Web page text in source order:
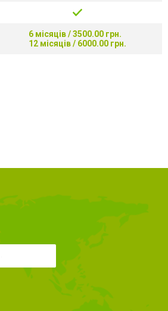
6 місяців / 3500.00 грн.
12 місяців / 6000.00 грн.